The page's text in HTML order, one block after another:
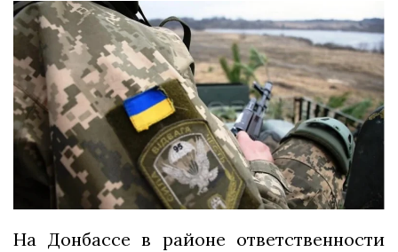
На Донбассе в районе ответственности